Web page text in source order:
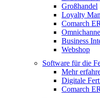
Großhandel
Loyalty
Comarch
Business
Webshop
Software für die
Mehr
Digitale
Comarch